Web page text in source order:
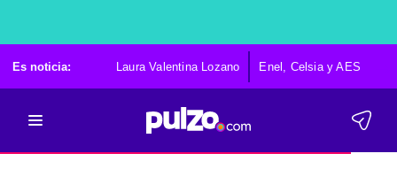
Es noticia: Laura Valentina Lozano Enel, Celsia y AES